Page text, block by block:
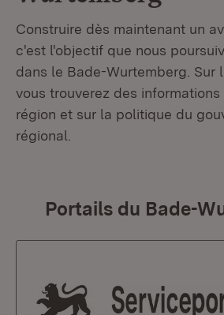
Construire dès maintenant un
c'est l'objectif que nous
dans le Bade-Wurtemberg. Sur
vous trouverez des
région et sur la politique du
régional.
Portails du Bade-